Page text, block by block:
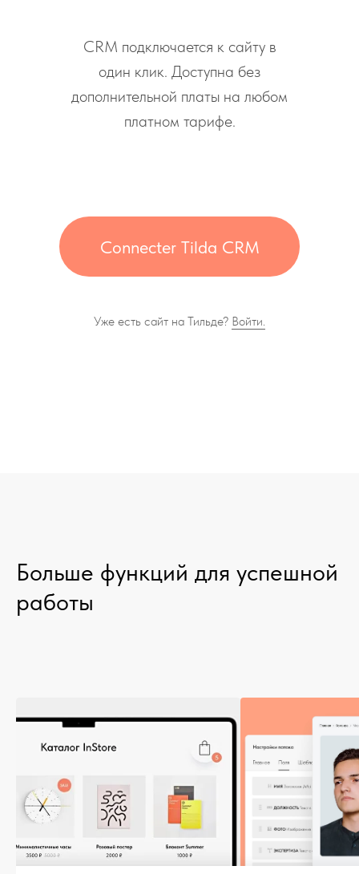
Connecter Tilda CRM
CRM подключается к сайту в
один клик. Доступна без
дополнительной платы на любом
платном тарифе.
Уже есть сайт на Тильде? Войти.
Больше функций для успешной
работы